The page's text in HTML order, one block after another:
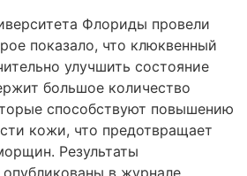
Флориды провели
показало, что клюквенный
улучшить состояние
большое количество
способствуют повышению
кожи, что предотвращает
Результаты
в журнале